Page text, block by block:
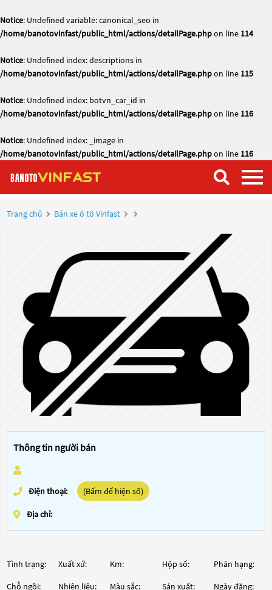
Notice: Undefined variable: canonical_seo in
/home/banotovinfast/public_html/actions/detailPage.phpon line 114
Notice: Undefined index: descriptions in
/home/banotovinfast/public_html/actions/detailPage.phpon line 115
Notice: Undefined index: botvn_car_id in
/home/banotovinfast/public_html/actions/detailPage.phpon line 116
Notice: Undefined index: _image in
/home/banotovinfast/public_html/actions/detailPage.phpon line 116
Trang chủ Bán xe ô tô Vinfast
Thông tin người bán
Điện thoại: (Bấm để hiện số)
Địa chỉ:
Tình trạng: Xuất xứ: Km: Hộp số: Phân hạng:
Chỗ ngồi: Nhiên liệu: Màu sắc: Sản xuất: Ngày đăng: